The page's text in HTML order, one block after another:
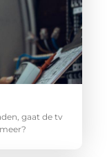
gaat de tv